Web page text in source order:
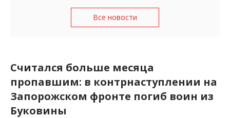
Все новости
Считался больше месяца
пропавшим: в контрнаступлении на
Запорожском фронте погиб воин из
Буковины